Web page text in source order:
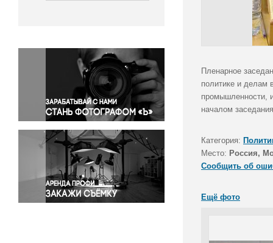
Окружающая среда
Политика
Правосудие
Происшествия и конфликты
Религия
Светская жизнь
Спорт
Экология
Экономика и бизнес
Пленарное
политике и делам
промышленности,
началом
Категория:
Место: Россия,
Сообщить об
Ещё фото